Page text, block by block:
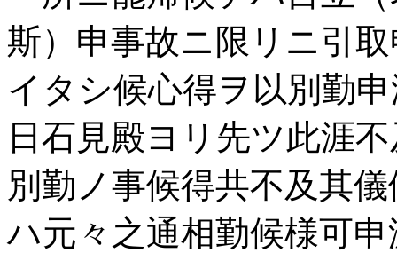
斯）申事故ニ限リニ引
イタシ候心得ヲ以別勤
日石見殿ヨリ先ツ此涯
別勤ノ事候得共不及其
ハ元々之通相勤候様可